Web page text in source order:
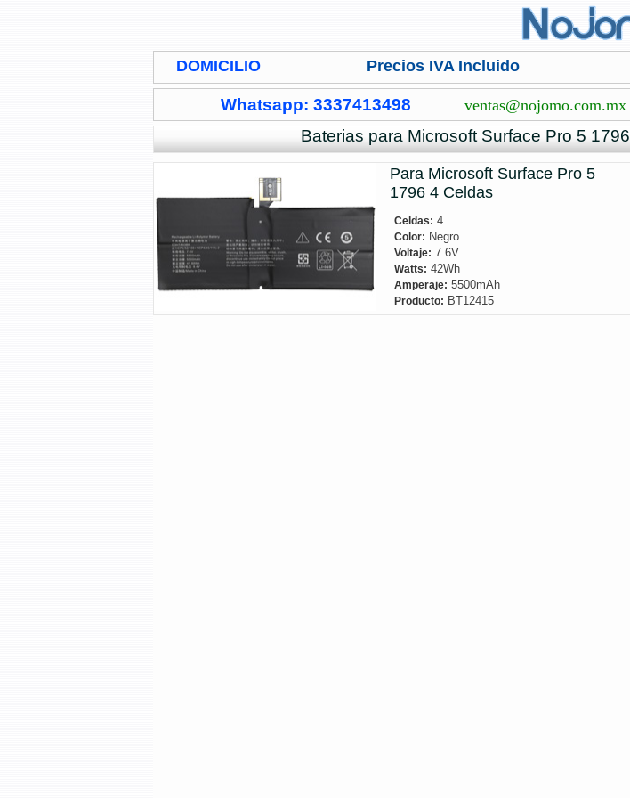
DOMICILIO Precios IVA Incluido
Whatsapp: 3337413498 ventas@nojomo.com.mx
Baterias para Microsoft Surface Pro 5 1796
Para Microsoft Surface Pro 5
1796 4 Celdas
Celdas: 4
Color: Negro
Voltaje: 7.6V
Watts: 42Wh
Amperaje: 5500mAh
Producto: BT12415